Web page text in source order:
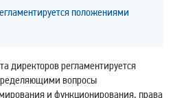
положениями
директоров регламентируется
вопросы
и функционирования, права